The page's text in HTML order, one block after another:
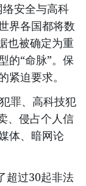
安全与高科
界各国都将数
也被确定为重
的“命脉”。保
迫要求。
罪、高科技犯
、侵占个人信
体、暗网论
超过30起非法